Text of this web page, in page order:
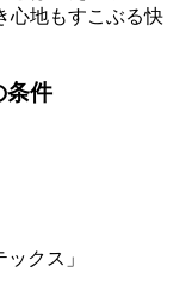
心地もすこぶる快
条件
ックス」